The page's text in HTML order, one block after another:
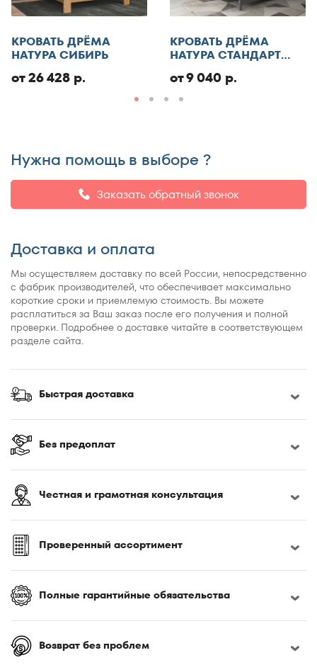
Отменить
Добавить отзыв
КРОВАТЬ ДРЁМА
НАТУРА СИБИРЬ
от 26 428 р.
КРОВАТЬ ДРЁМА
НАТУРА СТАНДАРТ
от 9 040 р.
Нужна помощь в выборе ?
Заказать обратный звонок
Доставка и оплата
Мы осуществляем доставку по всей России, непосредственно
с фабрик производителей, что обеспечивает максимально
короткие сроки и приемлемую стоимость. Вы можете
расплатиться за Ваш заказ после его получения и полной
проверки. Подробнее о доставке читайте в соответствующем
разделе сайта.
Быстрая доставка
Без предоплат
Честная и грамотная консультация
Проверенный ассортимент
Полные гарантийные обязательства
Возврат без проблем